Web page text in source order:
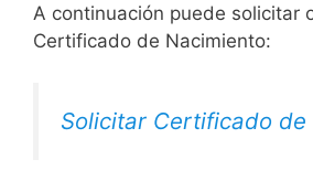
A continuación puede solicitar
Certificado de Nacimiento:
Solicitar Certificado de